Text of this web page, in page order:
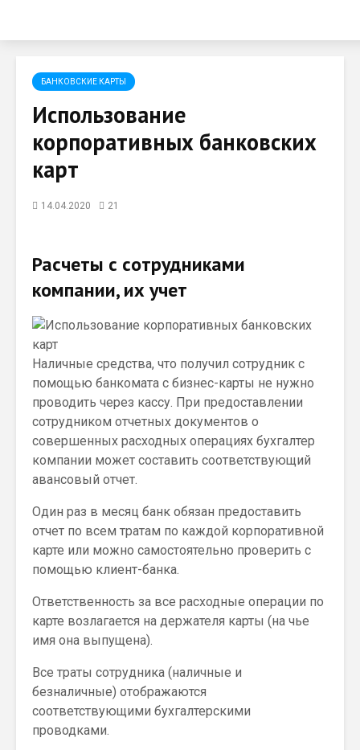
БАНКОВСКИЕ КАРТЫ
Использование
корпоративных банковских
карт
14.04.2020 21
Расчеты с сотрудниками
компании, их учет
Наличные средства, что получил сотрудник с
помощью банкомата с бизнес-карты не нужно
проводить через кассу. При предоставлении
сотрудником отчетных документов о
совершенных расходных операциях бухгалтер
компании может составить соответствующий
авансовый отчет.
Один раз в месяц банк обязан предоставить
отчет по всем тратам по каждой корпоративной
карте или можно самостоятельно проверить с
помощью клиент-банка.
Ответственность за все расходные операции по
карте возлагается на держателя карты (на чье
имя она выпущена).
Все траты сотрудника (наличные и
безналичные) отображаются
соответствующими бухгалтерскими
проводками.